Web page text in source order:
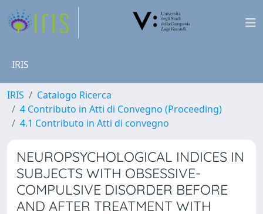
IRIS
IRIS
Catalogo Ricerca
4 Contributo in Atti di Convegno (Proceeding)
4.1 Contributo in Atti di convegno
NEUROPSYCHOLOGICAL INDICES IN
SUBJECTS WITH OBSESSIVE-
COMPULSIVE DISORDER BEFORE
AND AFTER TREATMENT WITH